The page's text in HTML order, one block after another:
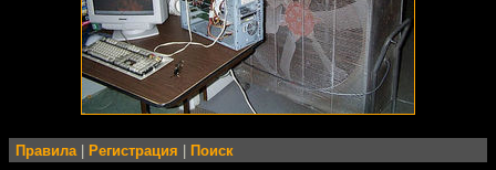
Правила Регистрация Поиск